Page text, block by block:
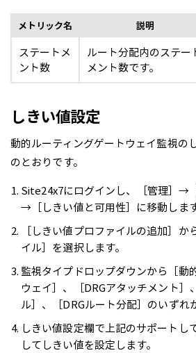
メトリック名 説明
ステートメ
ント数
ルート分配内のステー
メント数です。
しきい値設定
動的ルーティングゲートウェイ監視の
のとおりです。
Site24x7にログインし、［管理］→
→［しきい値と可用性］に移動します
［しきい値プロファイルの追加］か
イル］を選択します。
監視タイプドロップダウンから［動
ウェイ］、［DRGアタッチメント］
ル］、［DRGルート分配］のいずれ
しきい値設定欄で上記のサポートし
してしきい値を設定します。